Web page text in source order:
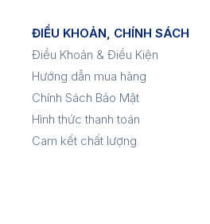
ĐIỀU KHOẢN, CHÍNH SÁCH
Điều Khoản & Điều Kiện
Hướng dẫn mua hàng
Chính Sách Bảo Mật
Hình thức thanh toán
Cam kết chất lượng